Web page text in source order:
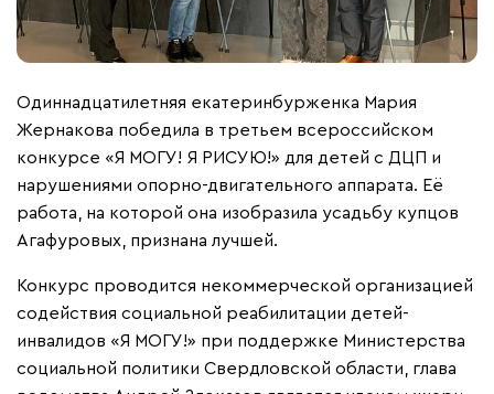
Одиннадцатилетняя екатеринбурженка Мария
Жернакова победила в третьем всероссийском
конкурсе «Я МОГУ! Я РИСУЮ!» для детей с ДЦП и
нарушениями опорно-двигательного аппарата. Её
работа, на которой она изобразила усадьбу купцов
Агафуровых, признана лучшей.
Конкурс проводится некоммерческой организацией
содействия социальной реабилитации детей-
инвалидов «Я МОГУ!» при поддержке Министерства
социальной политики Cвердловской области, глава